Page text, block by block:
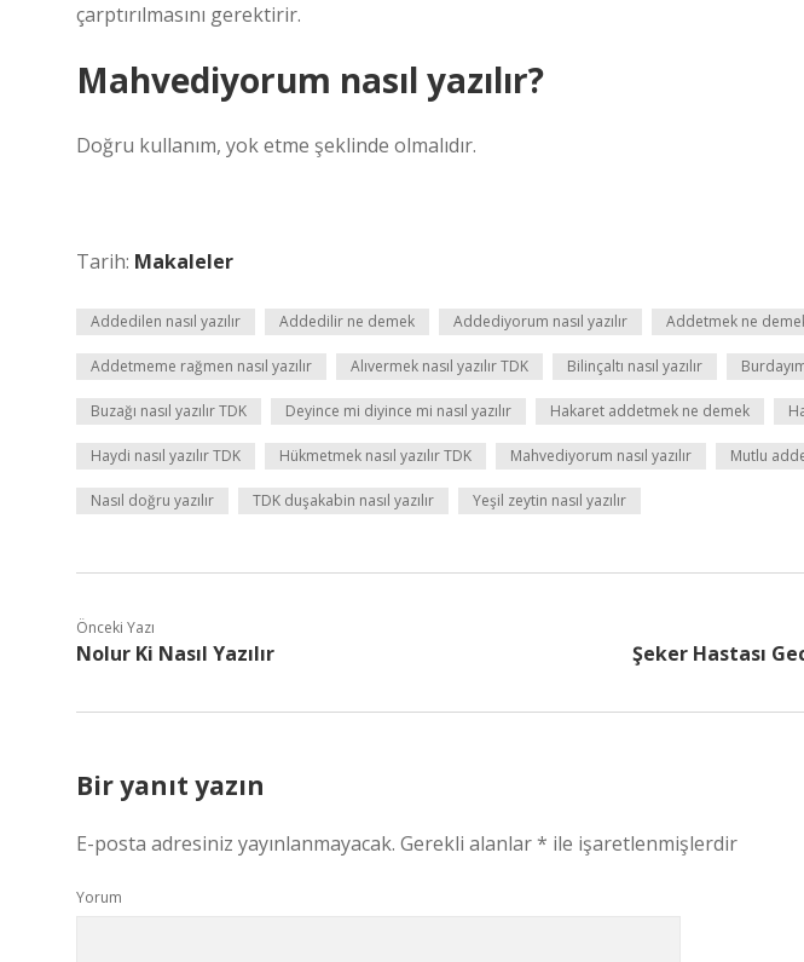
çarptırılmasını gerektirir.
Mahvediyorum nasıl yazılır?
Doğru kullanım, yok etme şeklinde olmalıdır.
Tarih: Makaleler
Addedilen nasıl yazılır Addedilir ne demek Addediyorum nasıl yazılır Addetmek ne
Addetmeme rağmen nasıl yazılır Alıvermek nasıl yazılır TDK Bilinçaltı nasıl yazılır
Buzağı nasıl yazılır TDK Deyince mi diyince mi nasıl yazılır Hakaret addetmek ne demek
Haydi nasıl yazılır TDK Hükmetmek nasıl yazılır TDK Mahvediyorum nasıl yazılır Mutlu
Nasıl doğru yazılır TDK duşakabin nasıl yazılır Yeşil zeytin nasıl yazılır
Önceki Yazı
Nolur Ki Nasıl Yazılır Şeker Hastası
Bir yanıt yazın
E-posta adresiniz yayınlanmayacak. Gerekli alanlar* ile işaretlenmişlerdir
Yorum